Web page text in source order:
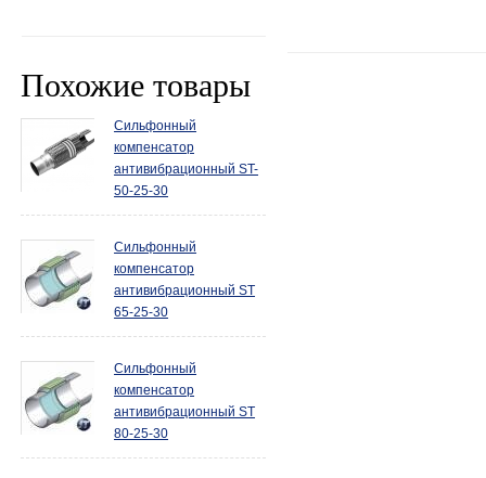
Похожие товары
Сильфонный
компенсатор
антивибрационный ST-
50-25-30
Сильфонный
компенсатор
антивибрационный ST
65-25-30
Сильфонный
компенсатор
антивибрационный ST
80-25-30